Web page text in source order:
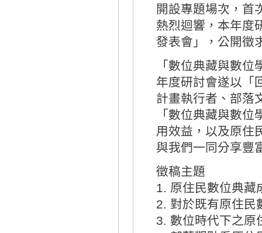
開設專題場次，首
熱烈迴響，本年度
發表會」，公開徵
「數位典藏與數
年度研討會遂以「
計畫執行者、部落
「數位典藏與數
用效益，以及原住
與我們一同分享豐
徵稿主題
1. 原住民數位典藏
2. 對於既有原住民
3. 數位時代下之原